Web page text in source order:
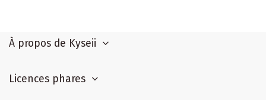
À propos de Kyseii
Licences phares